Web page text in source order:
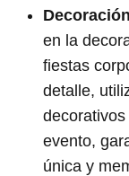
en la
fiestas
detalle,
evento,
única y